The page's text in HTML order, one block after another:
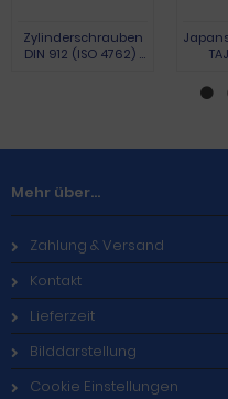
Zylinderschrauben
DIN 912 (ISO 4762) |
Mehr über...
Zahlung & Versand
Kontakt
Lieferzeit
Bilddarstellung
Cookie Einstellungen